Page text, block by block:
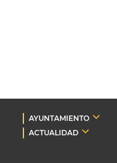
AYUNTAMIENTO
ACTUALIDAD